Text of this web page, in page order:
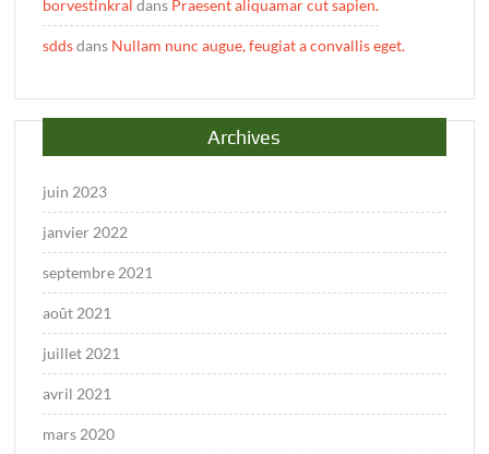
borvestinkral dans Praesent aliquamar cut sapien.
sddsdans Nullam nunc augue, feugiat a convallis eget.
Archives
juin 2023
janvier 2022
septembre 2021
août 2021
juillet 2021
avril 2021
mars 2020